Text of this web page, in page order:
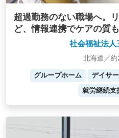
超過勤務のない職場へ。
ど、情報連携でケアの質
社会福祉法人
北海道／約
グループホーム デイサ
就労継続支